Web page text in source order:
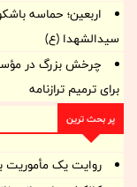
اربعین؛ حماسه
سیدالشهدا (ع)
برای ترمیم ترازنامه
پر بحث ترین
روایت یک مأموریت بزرگ؛ ۲۲ سال افتخار،